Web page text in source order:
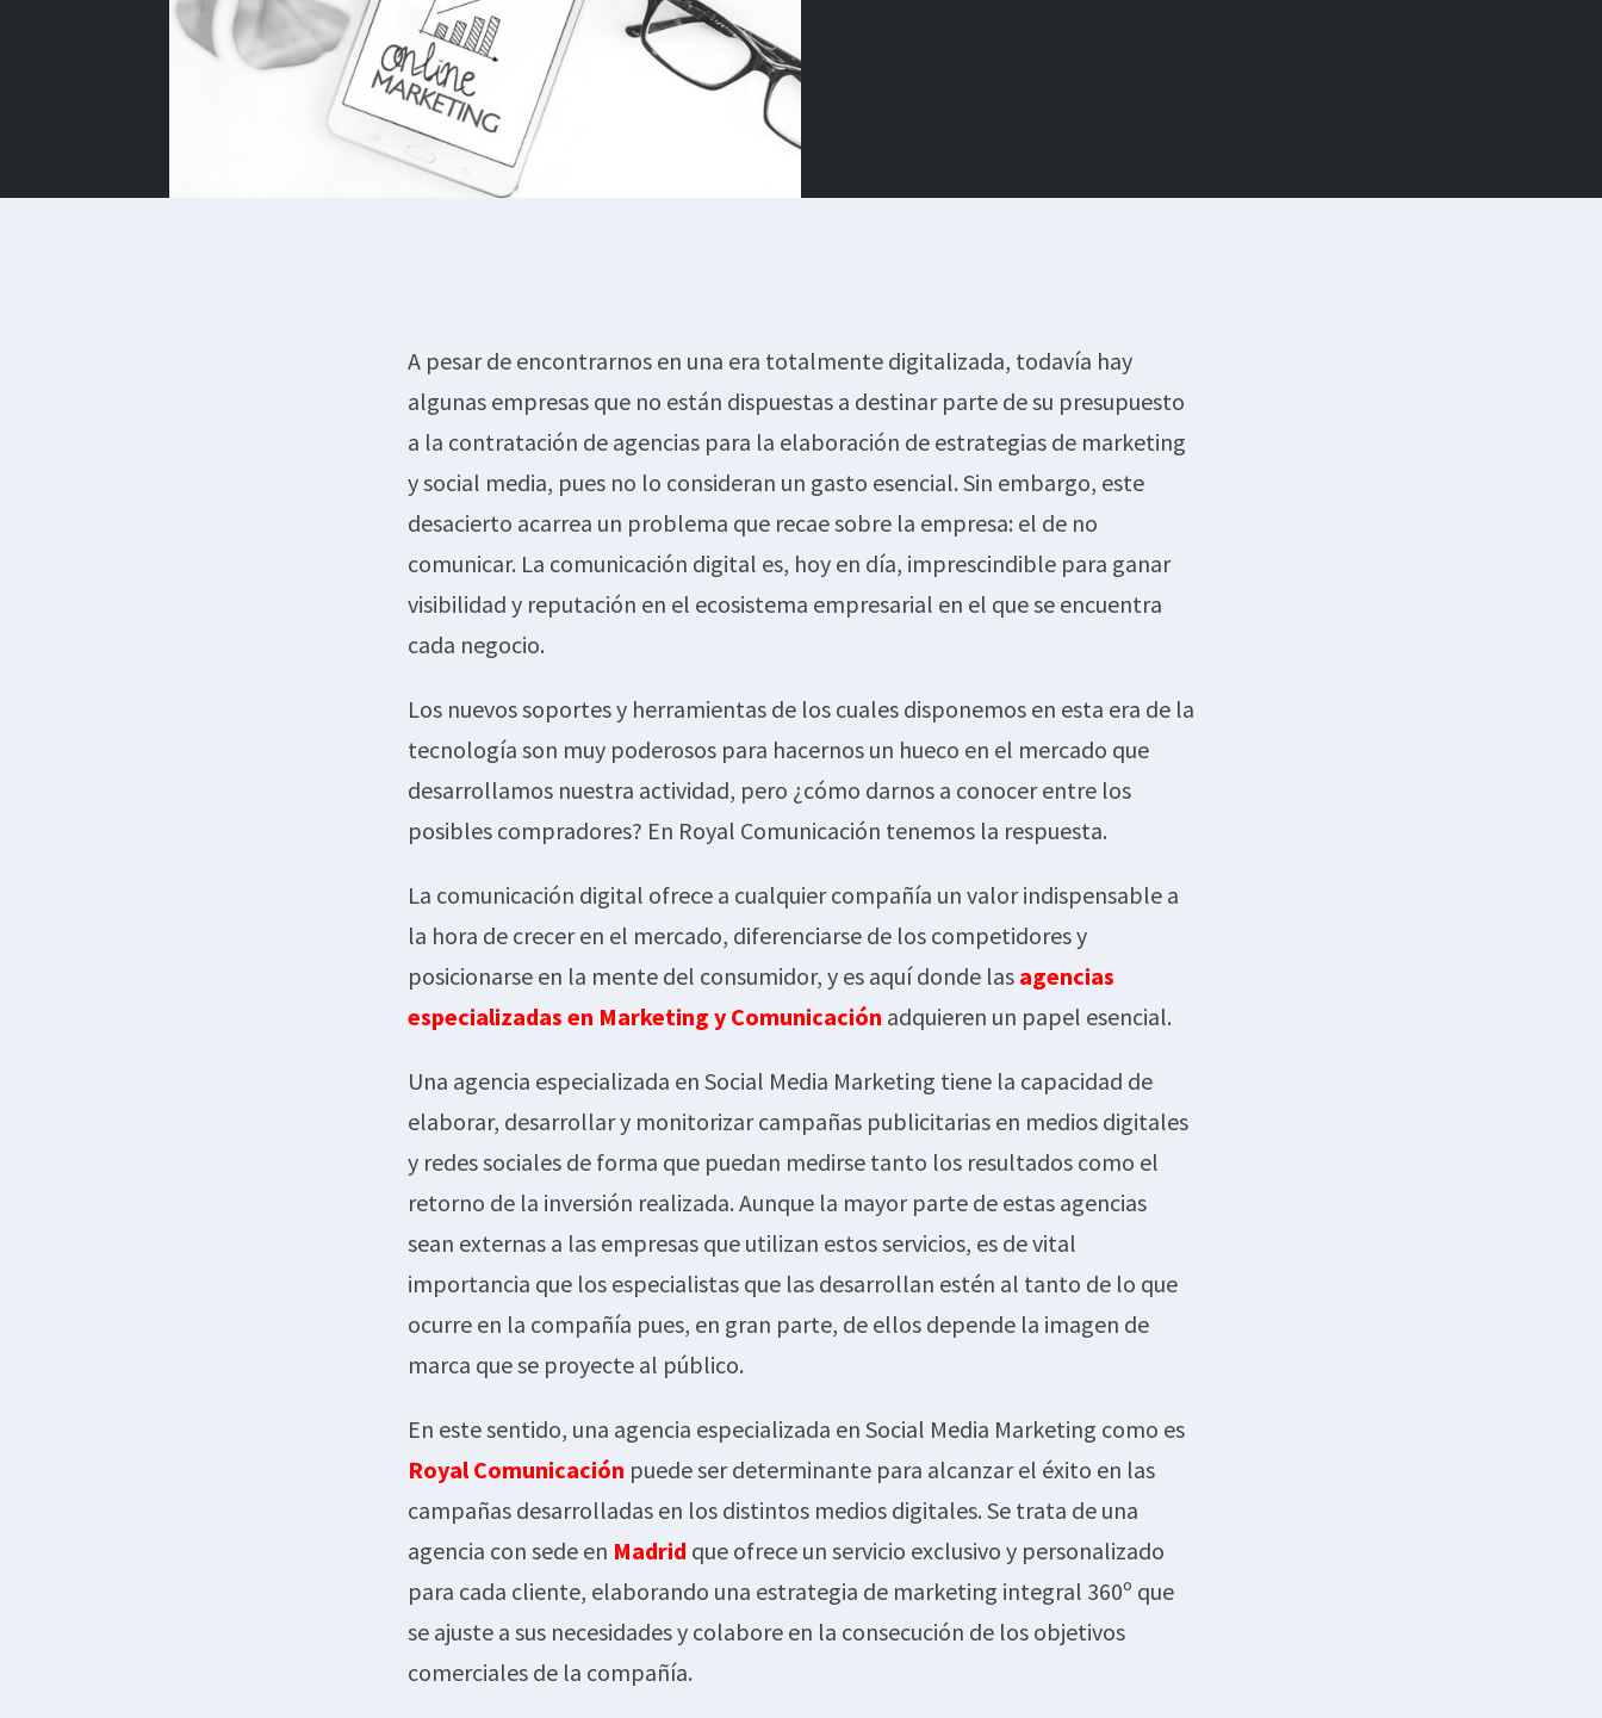
A pesar de encontrarnos en una era totalmente digitalizada, todavía hay
algunas empresas que no están dispuestas a destinar parte de su presupuesto
a la contratación de agencias para la elaboración de estrategias de marketing
y social media, pues no lo consideran un gasto esencial. Sin embargo, este
desacierto acarrea un problema que recae sobre la empresa: el de no
comunicar. La comunicación digital es, hoy en día, imprescindible para ganar
visibilidad y reputación en el ecosistema empresarial en el que se encuentra
cada negocio.
Los nuevos soportes y herramientas de los cuales disponemos en esta era de la
tecnología son muy poderosos para hacernos un hueco en el mercado que
desarrollamos nuestra actividad, pero ¿cómo darnos a conocer entre los
posibles compradores? En Royal Comunicación tenemos la respuesta.
La comunicación digital ofrece a cualquier compañía un valor indispensable a
la hora de crecer en el mercado, diferenciarse de los competidores y
posicionarse en la mente del consumidor, y es aquí donde las agencias
especializadas en Marketing y Comunicación adquieren un papel esencial.
Una agencia especializada en Social Media Marketing tiene la capacidad de
elaborar, desarrollar y monitorizar campañas publicitarias en medios digitales
y redes sociales de forma que puedan medirse tanto los resultados como el
retorno de la inversión realizada. Aunque la mayor parte de estas agencias
sean externas a las empresas que utilizan estos servicios, es de vital
importancia que los especialistas que las desarrollan estén al tanto de lo que
ocurre en la compañía pues, en gran parte, de ellos depende la imagen de
marca que se proyecte al público.
En este sentido, una agencia especializada en Social Media Marketing como es
Royal Comunicación puede ser determinante para alcanzar el éxito en las
campañas desarrolladas en los distintos medios digitales. Se trata de una
agencia con sede en Madrid que ofrece un servicio exclusivo y personalizado
para cada cliente, elaborando una estrategia de marketing integral 360º que
se ajuste a sus necesidades y colabore en la consecución de los objetivos
comerciales de la compañía.